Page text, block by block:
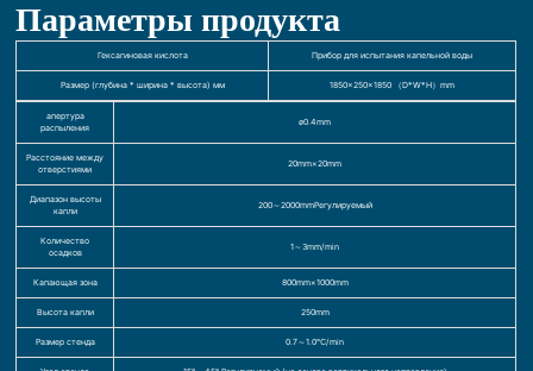
Параметры продукта
Гексагиновая кислота Прибор для испытания капельной воды
Размер (глубина * ширина * высота) мм 1850×250×1850 （D*W*H）mm
апертура
распыления
ø0.4mm
Расстояние между
отверстиями
20mm×20mm
Диапазон высоты
капли
200～2000mmРегулируемый
Количество
осадков
1～3mm/min
Капающая зона 800mm×1000mm
Высота капли 250mm
Размер стенда 0.7～1.0℃/min